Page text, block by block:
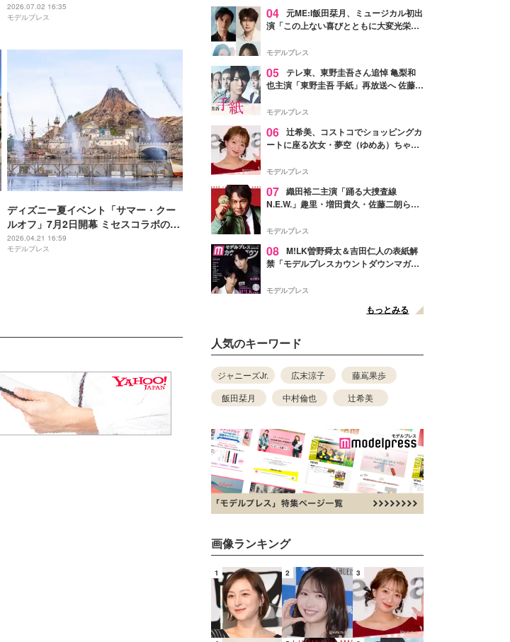
2026.07.02 16:35
モデルプレス
ディズニー夏イベント「サマー・クー
ルオフ」7月2日開幕 ミセスコラボのグ
ッズやメニューも新たに登場
2026.04.21 16:59
モデルプレス
04 元ME:I飯田栞月、ミュージカル初出
演「この上ない喜びとともに大変光栄」
ャスト発表
モデルプレス
05 テレ東、東野圭吾さん追悼 亀梨和
也主演「東野圭吾 手紙」再放送へ 佐藤隆
モデルプレス
06 辻希美、コストコでショッピングカ
ートに座る次女・夢空（ゆめあ）ちゃん
ぎ」「成長を感じる」の声
モデルプレス
07 織田裕二主演「踊る大捜査線
N.E.W.」趣里・増田貴久・佐藤二朗ら新
徴する“謎のキーワード”も
モデルプレス
08 M!LK曽野舜太＆吉田仁人の表紙解
禁「モデルプレスカウントダウンマガジ
モデルプレス
もっとみる
人気のキーワード
ジャニーズJr. 広末涼子
藤嶌果歩
飯田栞月
中村倫也 辻希美
画像ランキング
1 2 3